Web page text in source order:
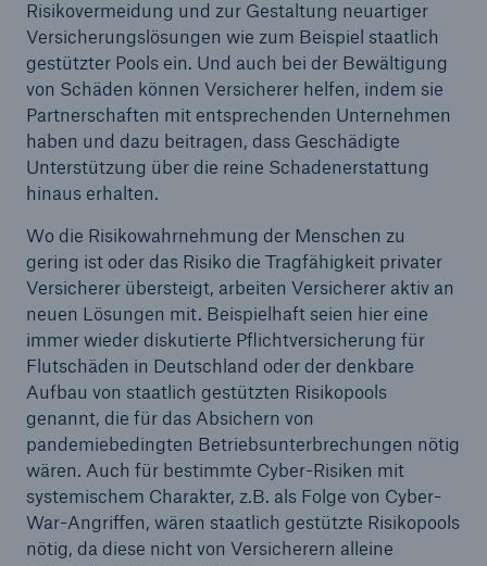
Risikovermeidung und zur Gestaltung neuartiger
Versicherungslösungen wie zum Beispiel staatlich
gestützter Pools ein. Und auch bei der Bewältigung
von Schäden können Versicherer helfen, indem sie
Partnerschaften mit entsprechenden Unternehmen
haben und dazu beitragen, dass Geschädigte
Unterstützung über die reine Schadenerstattung
hinaus erhalten.
Wo die Risikowahrnehmung der Menschen zu
gering ist oder das Risiko die Tragfähigkeit privater
Versicherer übersteigt, arbeiten Versicherer aktiv an
neuen Lösungen mit. Beispielhaft seien hier eine
immer wieder diskutierte Pflichtversicherung für
Flutschäden in Deutschland oder der denkbare
Aufbau von staatlich gestützten Risikopools
genannt, die für das Absichern von
pandemiebedingten Betriebsunterbrechungen nötig
wären. Auch für bestimmte Cyber-Risiken mit
systemischem Charakter, z.B. als Folge von Cyber-
War-Angriffen, wären staatlich gestützte Risikopools
nötig, da diese nicht von Versicherern alleine
Lösungen
Cyber-Lösungen von Munich Re
Navigation schließen oder Escape-Taste drückenSuche
Home
Unternehmen
Media Relations
Medieninformationen und